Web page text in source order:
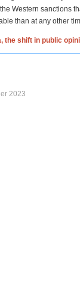
Western sanctions
than at any other
the shift in public
2023